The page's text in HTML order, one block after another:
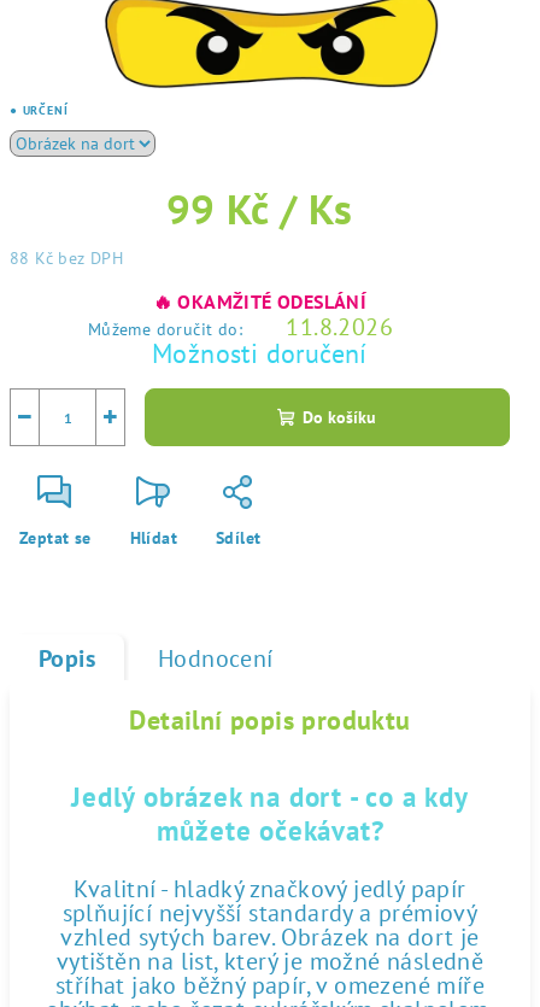
● URČENÍ
99 Kč / Ks
88 Kč bez DPH
🔥 OKAMŽITÉ ODESLÁNÍ
Můžeme doručit do: 11.8.2026
Možnosti doručení
+
− Do košíku
Zeptat se Hlídat Sdílet
Popis Hodnocení
Detailní popis produktu
Jedlý obrázek na dort - co a kdy
můžete očekávat?
Kvalitní - hladký značkový jedlý papír
splňující nejvyšší standardy a prémiový
vzhled sytých barev. Obrázek na dort je
vytištěn na list, který je možné následně
stříhat jako běžný papír, v omezené míře